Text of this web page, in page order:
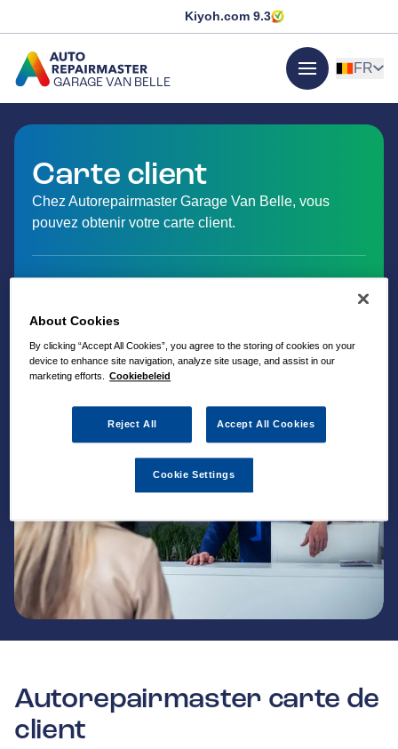
Kiyoh.com 9.3
GARAGE VAN BELLE menu
FR
Carte client
Chez Autorepairmaster Garage Van Belle, vous
pouvez obtenir votre carte client.
Autorepairmaster carte de
client
About Cookies
By clicking “Accept All Cookies”, you agree to the storing of cookies on your
device to enhance site navigation, analyze site usage, and assist in our
marketing efforts.
Cookiebeleid
Reject All Accept All Cookies
Cookie Settings